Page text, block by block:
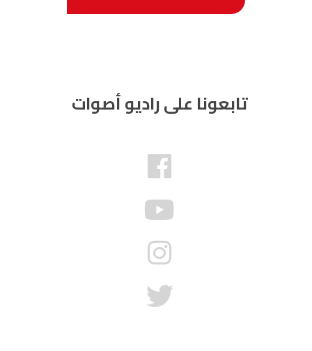
تابعونا على راديو أصوات